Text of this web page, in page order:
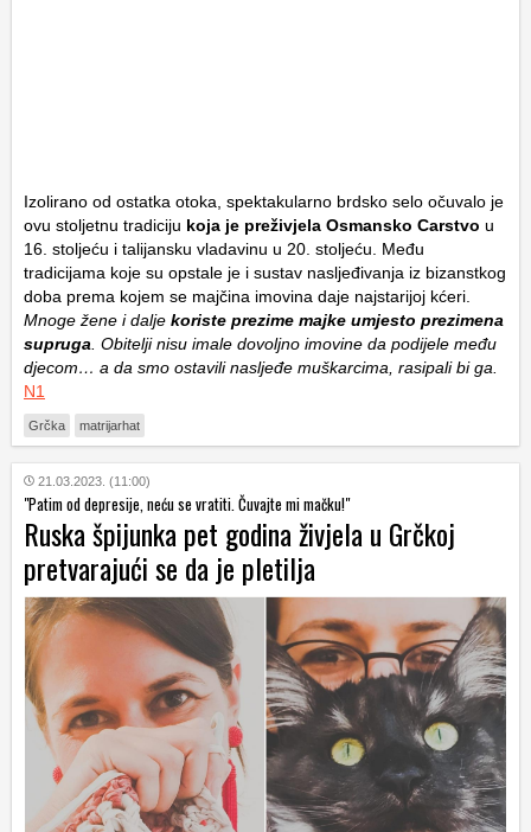
Izolirano od ostatka otoka, spektakularno brdsko selo očuvalo je
ovu stoljetnu tradiciju koja je preživjela Osmansko Carstvo u
16. stoljeću i talijansku vladavinu u 20. stoljeću. Među
tradicijama koje su opstale je i sustav nasljeđivanja iz bizanstkog
doba prema kojem se majčina imovina daje najstarijoj kćeri.
Mnoge žene i dalje koriste prezime majke umjesto prezimena
supruga . Obitelji nisu imale dovoljno imovine da podijele među
djecom… a da smo ostavili nasljeđe muškarcima, rasipali bi ga.
N1
Grčka matrijarhat
21.03.2023. (11:00)
"Patim od depresije, neću se vratiti. Čuvajte mi mačku!"
Ruska špijunka pet godina živjela u Grčkoj
pretvarajući se da je pletilja